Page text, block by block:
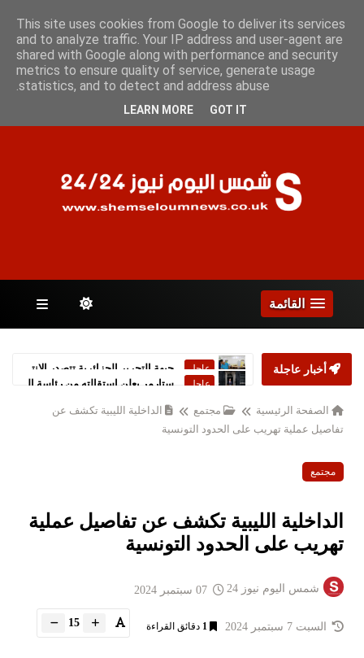
الجمعة 7 أغسطس 2026
الصفحات
القائمة
أخبار عاجلة عاجل
الصفحة الرئيسية مجتمع
الداخلية الليبية تكشف عن
تفاصيل عملية تهريب على الحدود التونسية
مجتمع
الداخلية الليبية تكشف عن تفاصيل عملية
تهريب على الحدود التونسية
شمس اليوم نيوز 24
السبت 7 سبتمبر 2024 1 دقائق القراءة 15
This site uses cookies from Google to deliver its services
and to analyze traffic. Your IP address and user-agent are
shared with Google along with performance and security
metrics to ensure quality of service, generate usage
statistics, and to detect and address abuse.
LEARN MORE GOT IT